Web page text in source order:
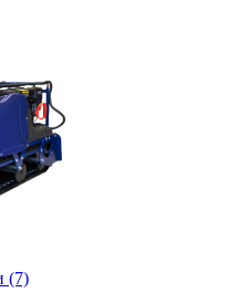
(7)